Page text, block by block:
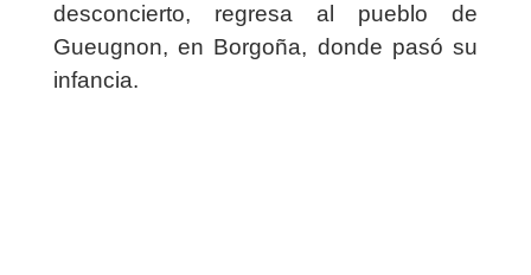
desconcierto, regresa al pueblo de
Gueugnon, en Borgoña, donde pasó su
infancia.